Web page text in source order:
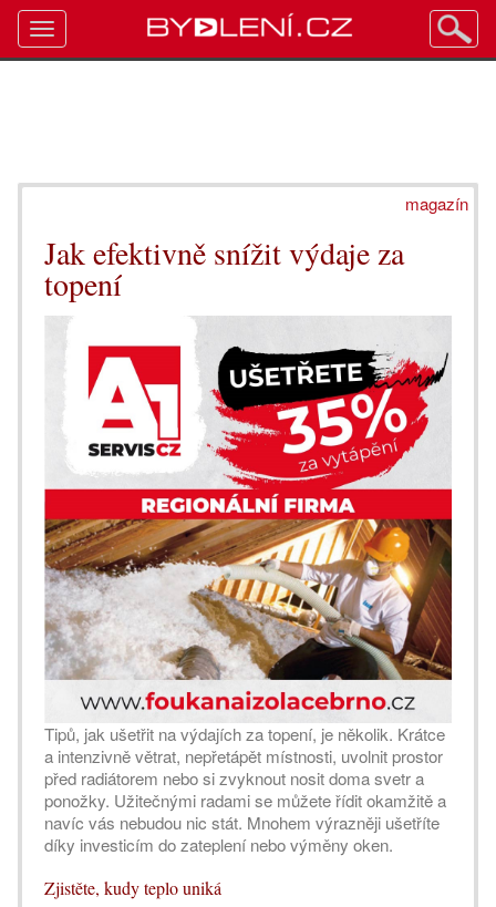
magazín
Jak efektivně snížit výdaje za
topení
Tipů, jak ušetřit na výdajích za topení, je několik. Krátce
a intenzivně větrat, nepřetápět místnosti, uvolnit prostor
před radiátorem nebo si zvyknout nosit doma svetr a
ponožky. Užitečnými radami se můžete řídit okamžitě a
navíc vás nebudou nic stát. Mnohem výrazněji ušetříte
díky investicím do zateplení nebo výměny oken.
Zjistěte, kudy teplo uniká
Toggle
navigation